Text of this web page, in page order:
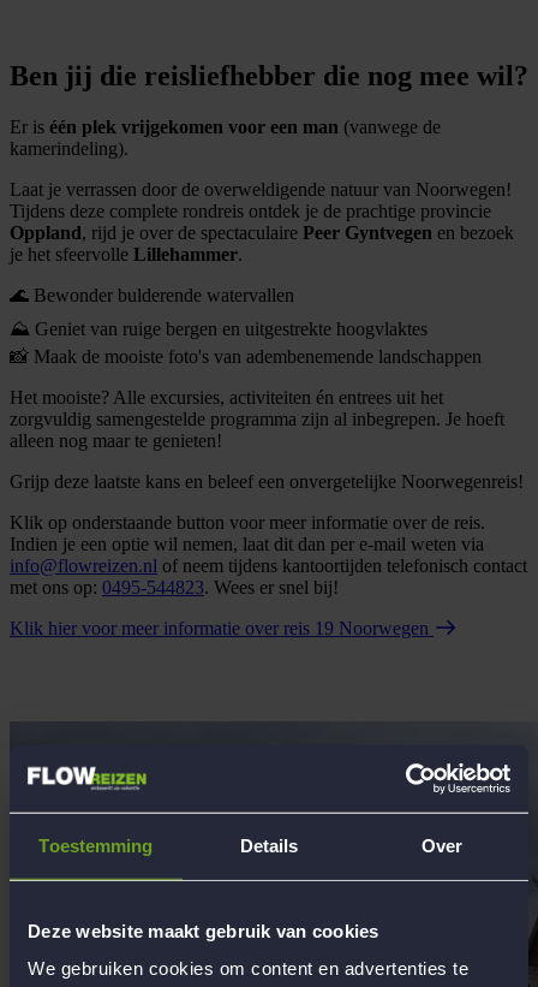
Toestemming Details Over
Deze website maakt gebruik van cookies
We gebruiken cookies om content en advertenties te
Ben jij die reisliefhebber die nog mee wil?
Er is één plek vrijgekomen voor een man (vanwege de
kamerindeling).
Laat je verrassen door de overweldigende natuur van Noorwegen!
Tijdens deze complete rondreis ontdek je de prachtige provincie
Oppland, rijd je over de spectaculaire Peer Gyntvegen en bezoek
je het sfeervolle Lillehammer.
🌊 Bewonder bulderende watervallen
⛰️ Geniet van ruige bergen en uitgestrekte hoogvlaktes
📸 Maak de mooiste foto's van adembenemende landschappen
Het mooiste? Alle excursies, activiteiten én entrees uit het
zorgvuldig samengestelde programma zijn al inbegrepen. Je hoeft
alleen nog maar te genieten!
Grijp deze laatste kans en beleef een onvergetelijke Noorwegenreis!
Klik op onderstaande button voor meer informatie over de reis.
Indien je een optie wil nemen, laat dit dan per e-mail weten via
info@flowreizen.nl of neem tijdens kantoortijden telefonisch contact
met ons op: 0495-544823. Wees er snel bij!
Klik hier voor meer informatie over reis 19 Noorwegen